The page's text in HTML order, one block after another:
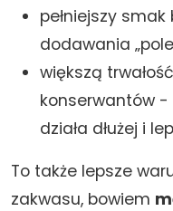
pełniejszy
dodawania
większą
konserwantów
działa dłużej i
To także lepsze
zakwasu, bowiem